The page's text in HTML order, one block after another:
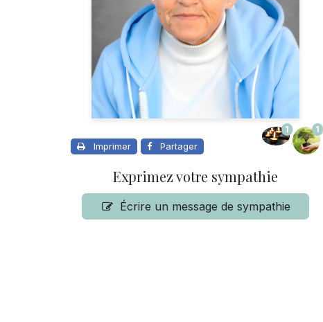
Imprimer Partager
1 1
Exprimez votre sympathie
Écrire un message de sympathie